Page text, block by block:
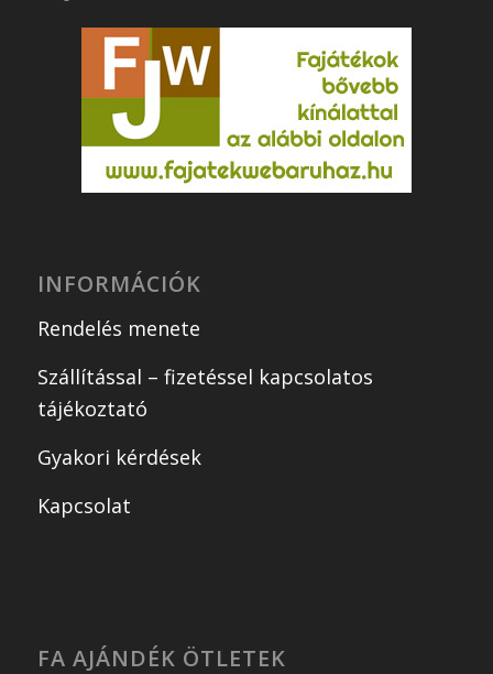
INFORMÁCIÓK
Rendelés menete
Szállítással – fizetéssel kapcsolatos
tájékoztató
Gyakori kérdések
Kapcsolat
FA AJÁNDÉK ÖTLETEK